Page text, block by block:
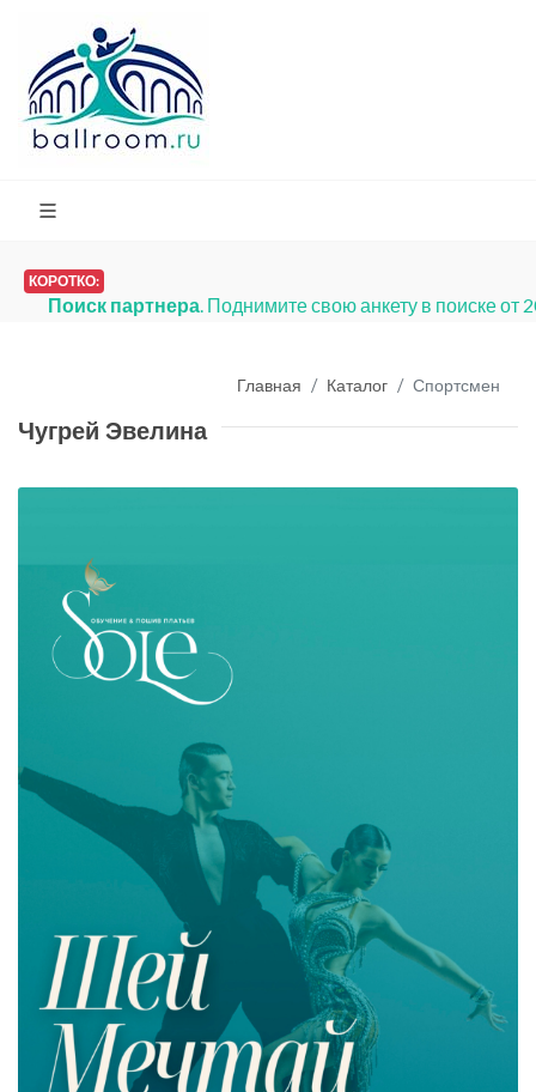
КОРОТКО:
Поиск партнера. Поднимите свою анкету в поиске от
Главная Каталог Спортсмен
Чугрей Эвелина